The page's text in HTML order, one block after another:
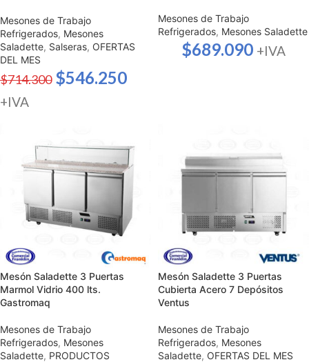
Mesones de Trabajo
Refrigerados, Mesones
Saladette, Salseras, OFERTAS
DEL MES
$714.300 $546.250
+IVA
Mesones de Trabajo
Refrigerados, Mesones Saladette
$689.090 +IVA
Mesón Saladette 3 Puertas
Marmol Vidrio 400 lts.
Gastromaq
Mesones de Trabajo
Refrigerados, Mesones
Saladette, PRODUCTOS
Mesón Saladette 3 Puertas
Cubierta Acero 7 Depósitos
Ventus
Mesones de Trabajo
Refrigerados, Mesones
Saladette, OFERTAS DEL MES